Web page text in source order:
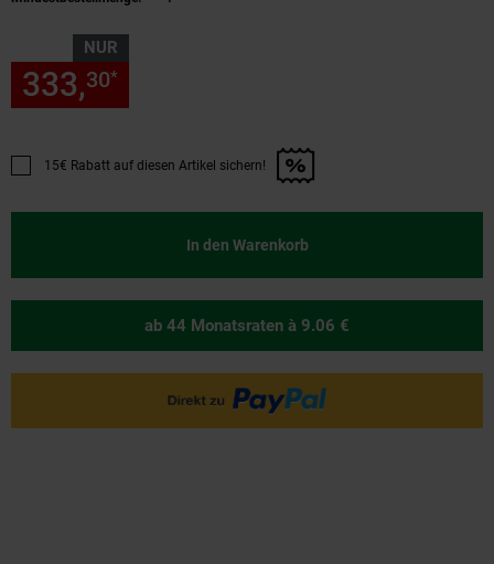
NUR
333,30*
Promotion "15€ Rabatt auf diesen Artikel sichern!" anwenden
15€ Rabatt auf diesen Artikel sichern!
In den Warenkorb
ab 44 Monatsraten à 9.06 €